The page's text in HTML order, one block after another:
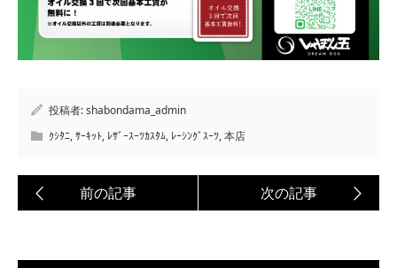
投稿者:shabondama_admin
ｸｼﾀﾆ,ｻｰｷｯﾄ, ﾚｻﾞｰｽｰﾂｶｽﾀﾑ, ﾚｰｼﾝｸﾞｽｰﾂ,本店